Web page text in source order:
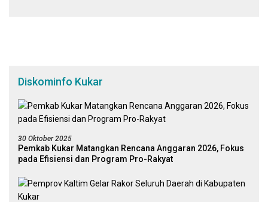
Diskominfo Kukar
30 Oktober 2025
Pemkab Kukar Matangkan Rencana Anggaran 2026, Fokus
pada Efisiensi dan Program Pro-Rakyat